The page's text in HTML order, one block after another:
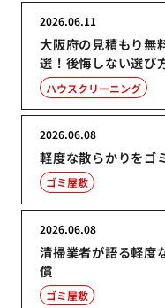
大阪府の見積もり無
選！後悔しない選び
2026.06.11
ハウスクリーニング
軽度な散らかりをゴ
2026.06.08
ゴミ屋敷
清掃業者が語る軽度
償
2026.06.08
ゴミ屋敷